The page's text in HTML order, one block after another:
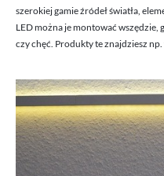
szerokiej gamie źródeł światła,
LED można je montować
czy chęć. Produkty te znajdziesz